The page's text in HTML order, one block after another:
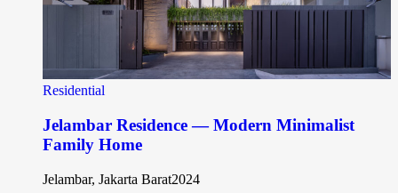
Residential
Jelambar Residence — Modern Minimalist
Family Home
Jelambar, Jakarta Barat2024